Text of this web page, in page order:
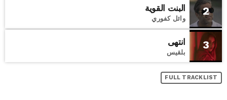
2 البنت القوية
وائل كفوري
3 انتهى
بلقيس
FULL TRACKLIST